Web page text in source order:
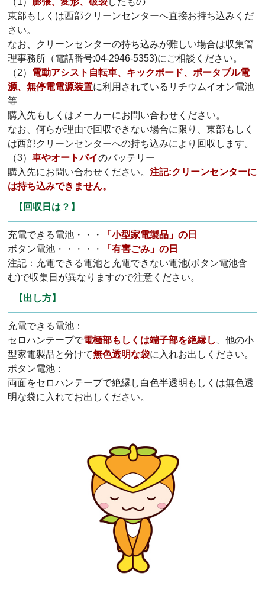
東部もしくは西部クリーンセンターへ直接お持ち込みくだ
さい。
なお、クリーンセンターの持ち込みが難しい場合は収集管
理事務所（電話番号:04-2946-5353)にご相談ください。
（2） 電動アシスト自転車、キックボード、ポータブル電
源、無停電電源装置に利用されているリチウムイオン電池
等
購入先もしくはメーカーにお問い合わせください。
なお、何らか理由で回収できない場合に限り、東部もしく
は西部クリーンセンターへの持ち込みにより回収します。
（3）車やオートバイのバッテリー
購入先にお問い合わせください。注記:クリーンセンターに
は持ち込みできません。
【回収日は？】
充電できる電池・・・
「小型家電製品」の日
ボタン電池・・・・・
「有害ごみ」の日
注記：充電できる電池と充電できない電池(ボタン電池含
む)で収集日が異なりますので注意ください。
【出し方】
充電できる電池：
セロハンテープで電極部もしくは端子部を絶縁し
、他の小
型家電製品と分けて無色透明な袋に入れお出しください。
ボタン電池：
両面をセロハンテープで絶縁し白色半透明もしくは無色透
明な袋に入れてお出しください。